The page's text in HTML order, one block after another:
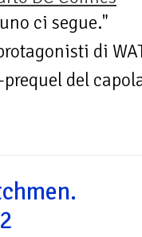
ci segue."
di
del